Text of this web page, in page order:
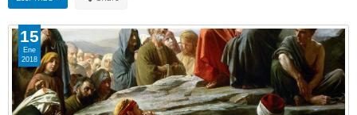
15
Ene
2018